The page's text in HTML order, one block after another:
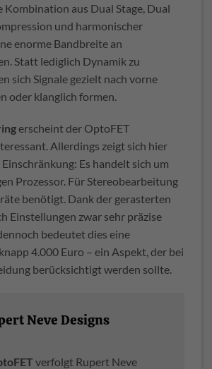
aus Dual Stage, Dual
und harmonischer
enorme Bandbreite an
Statt lediglich Dynamik zu
sich Signale gezielt nach vorne
oder klanglich formen.
erscheint der OptoFET
Allerdings zeigt sich hier
Es handelt sich um
Prozessor. Für Stereobearbeitung
benötigt. Dank der gerasterten
Einstellungen zwar sehr präzise
bedeutet dies eine
4.000 Euro – ein Aspekt, der bei
berücksichtigt werden sollte.
Neve Designs
verfolgt Rupert Neve